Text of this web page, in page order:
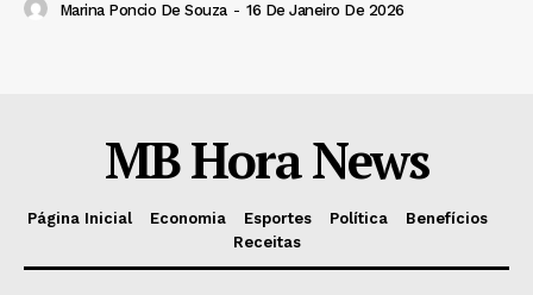
Marina Poncio De Souza - 16 De Janeiro De 2026
MB Hora News
Página Inicial Economia Esportes Política
Benefícios
Receitas